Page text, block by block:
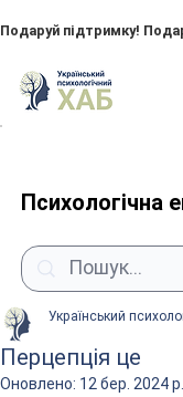
Подаруй підтримку!
Психологічна
Перцепція це
Український
Оновлено: 12 бер. 2024 р.